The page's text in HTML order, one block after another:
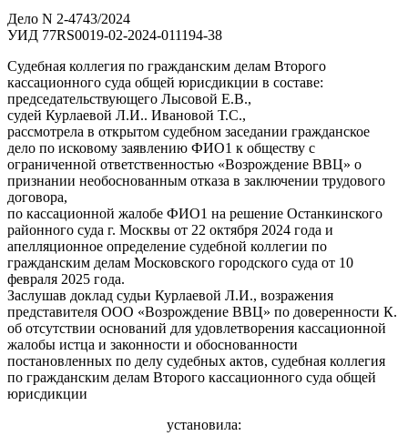
Дело N 2-4743/2024
УИД 77RS0019-02-2024-011194-38
Судебная коллегия по гражданским делам Второго
кассационного суда общей юрисдикции в составе:
председательствующего Лысовой Е.В.,
судей Курлаевой Л.И.. Ивановой Т.С.,
рассмотрела в открытом судебном заседании гражданское
дело по исковому заявлению ФИО1 к обществу с
ограниченной ответственностью «Возрождение ВВЦ» о
признании необоснованным отказа в заключении трудового
договора,
по кассационной жалобе ФИО1 на решение Останкинского
районного суда г. Москвы от 22 октября 2024 года и
апелляционное определение судебной коллегии по
гражданским делам Московского городского суда от 10
февраля 2025 года.
Заслушав доклад судьи Курлаевой Л.И., возражения
представителя ООО «Возрождение ВВЦ» по доверенности К.
об отсутствии оснований для удовлетворения кассационной
жалобы истца и законности и обоснованности
постановленных по делу судебных актов, судебная коллегия
по гражданским делам Второго кассационного суда общей
юрисдикции
установила: